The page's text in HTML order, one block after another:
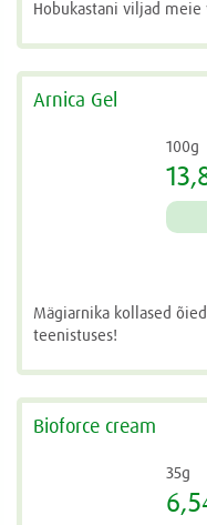
Hobukastani viljad meie
Arnica Gel
100g
Mägiarnika kollased
teenistuses!
Bioforce cream
35g